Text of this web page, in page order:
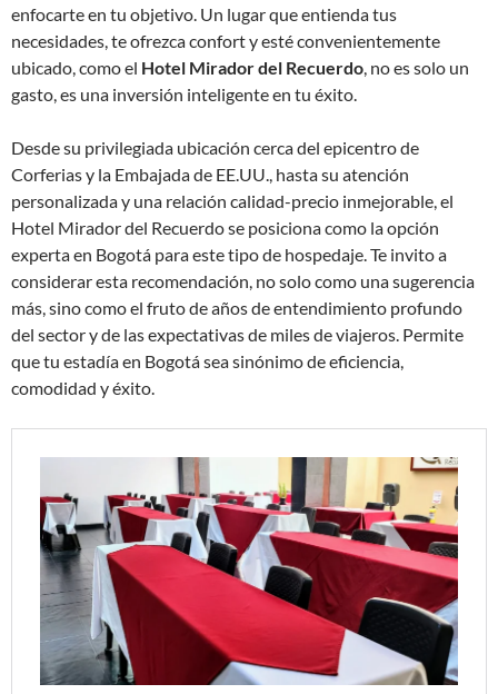
enfocarte en tu objetivo. Un lugar que entienda tus
necesidades, te ofrezca confort y esté convenientemente
ubicado, como el Hotel Mirador del Recuerdo, no es solo un
gasto, es una inversión inteligente en tu éxito.
Desde su privilegiada ubicación cerca del epicentro de
Corferias y la Embajada de EE.UU., hasta su atención
personalizada y una relación calidad-precio inmejorable, el
Hotel Mirador del Recuerdo se posiciona como la opción
experta en Bogotá para este tipo de hospedaje. Te invito a
considerar esta recomendación, no solo como una sugerencia
más, sino como el fruto de años de entendimiento profundo
del sector y de las expectativas de miles de viajeros. Permite
que tu estadía en Bogotá sea sinónimo de eficiencia,
comodidad y éxito.